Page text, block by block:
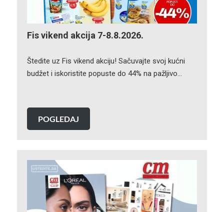
Fis vikend akcija 7-8.8.2026.
Štedite uz Fis vikend akciju! Sačuvajte svoj kućni
budžet i iskoristite popuste do 44% na pažljivo…
POGLEDAJ